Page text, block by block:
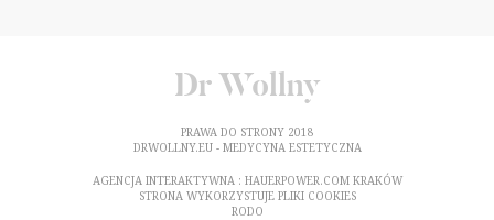
Dr Wollny
PRAWA DO STRONY 2018
DRWOLLNY.EU - MEDYCYNA ESTETYCZNA
AGENCJA INTERAKTYWNA : HAUERPOWER.COMKRAKÓW
STRONA WYKORZYSTUJE PLIKI COOKIES
RODO